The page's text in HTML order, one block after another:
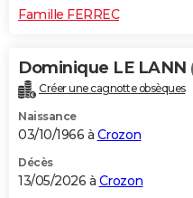
Famille FERREC
Dominique LE LANN
Créer une cagnotte obsèques
Naissance
03/10/1966 à Crozon
Décès
13/05/2026 à Crozon